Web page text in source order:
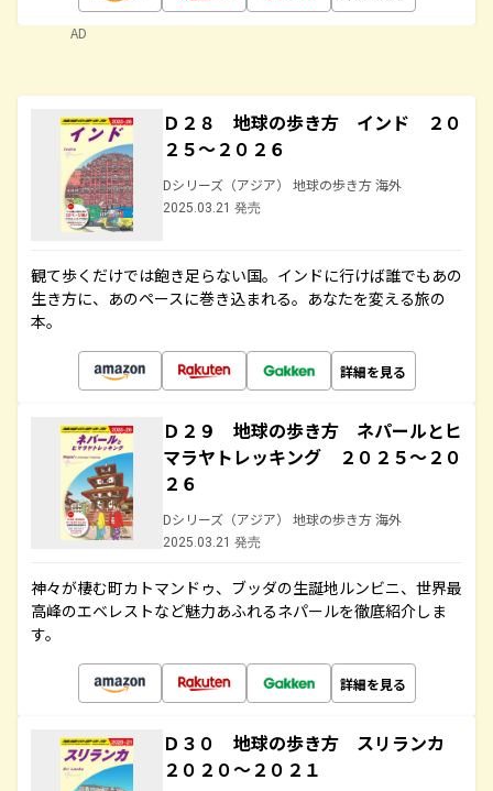
AD
Ｄ２８ 地球の歩き方 インド ２０
２５～２０２６
Dシリーズ（アジア） 地球の歩き方 海外
2025.03.21 発売
観て歩くだけでは飽き足らない国。インドに行けば誰でもあの
生き方に、あのペースに巻き込まれる。あなたを変える旅の
本。
詳細を見る
Ｄ２９ 地球の歩き方 ネパールとヒ
マラヤトレッキング ２０２５～２０
２６
Dシリーズ（アジア） 地球の歩き方 海外
2025.03.21 発売
神々が棲む町カトマンドゥ、ブッダの生誕地ルンビニ、世界最
高峰のエベレストなど魅力あふれるネパールを徹底紹介しま
す。
詳細を見る
Ｄ３０ 地球の歩き方 スリランカ
２０２０～２０２１